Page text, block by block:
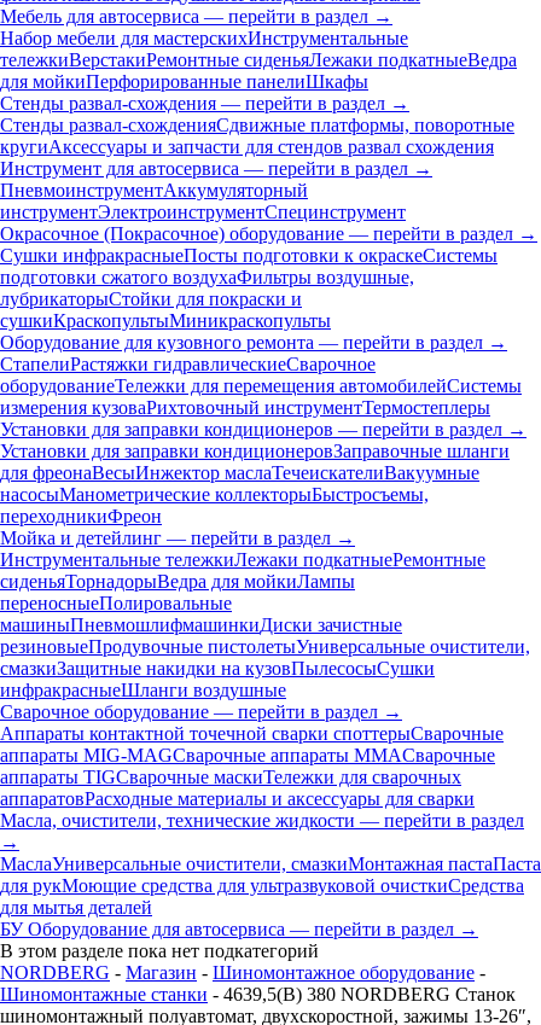
Мебель для автосервиса — перейти в раздел →
Набор мебели для мастерскихИнструментальные
тележкиВерстакиРемонтные сиденьяЛежаки подкатныеВедра
для мойкиПерфорированные панелиШкафы
Стенды развал-схождения — перейти в раздел →
Стенды развал-схожденияСдвижные платформы, поворотные
кругиАксессуары и запчасти для стендов развал схождения
Инструмент для автосервиса — перейти в раздел →
ПневмоинструментАккумуляторный
инструментЭлектроинструментСпецинструмент
Окрасочное (Покрасочное) оборудование — перейти в раздел →
Сушки инфракрасныеПосты подготовки к окраскеСистемы
подготовки сжатого воздухаФильтры воздушные,
лубрикаторыСтойки для покраски и
сушкиКраскопультыМиникраскопульты
Оборудование для кузовного ремонта — перейти в раздел →
СтапелиРастяжки гидравлическиеСварочное
оборудованиеТележки для перемещения автомобилейСистемы
измерения кузоваРихтовочный инструментТермостеплеры
Установки для заправки кондиционеров — перейти в раздел →
Установки для заправки кондиционеровЗаправочные шланги
для фреонаВесыИнжектор маслаТечеискателиВакуумные
насосыМанометрические коллекторыБыстросъемы,
переходникиФреон
Мойка и детейлинг — перейти в раздел →
Инструментальные тележкиЛежаки подкатныеРемонтные
сиденьяТорнадорыВедра для мойкиЛампы
переносныеПолировальные
машиныПневмошлифмашинкиДиски зачистные
резиновыеПродувочные пистолетыУниверсальные очистители,
смазкиЗащитные накидки на кузовПылесосыСушки
инфракрасныеШланги воздушные
Сварочное оборудование — перейти в раздел →
Аппараты контактной точечной сварки cпоттерыСварочные
аппараты MIG-MAGСварочные аппараты MMAСварочные
аппараты TIGСварочные маскиТележки для сварочных
аппаратовРасходные материалы и аксессуары для сварки
Масла, очистители, технические жидкости — перейти в раздел
→
МаслаУниверсальные очистители, смазкиМонтажная пастаПаста
для рукМоющие средства для ультразвуковой очисткиСредства
для мытья деталей
БУ Оборудование для автосервиса — перейти в раздел →
В этом разделе пока нет подкатегорий
NORDBERG - Магазин - Шиномонтажное оборудование -
Шиномонтажные станки - 4639,5(B) 380 NORDBERG Станок
шиномонтажный полуавтомат, двухскоростной, зажимы 13-26″,